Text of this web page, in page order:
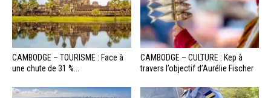
CAMBODGE – TOURISME : Face à
une chute de 31 %...
CAMBODGE – CULTURE : Kep à
travers l’objectif d’Aurélie Fischer